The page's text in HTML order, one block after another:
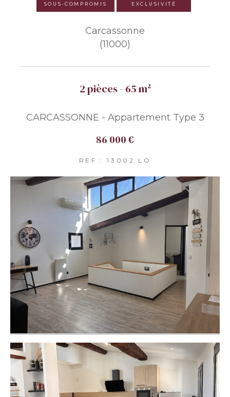
SOUS-COMPROMIS EXCLUSIVITÉ
Carcassonne
(11000)
2 pièces - 65 m²
CARCASSONNE - Appartement Type 3
86 000 €
REF : 13002 LO